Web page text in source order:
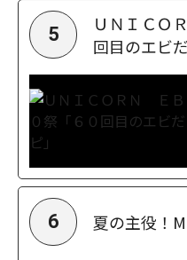
5
ＵＮＩＣＯ
回目のエビ
6 夏の主役！